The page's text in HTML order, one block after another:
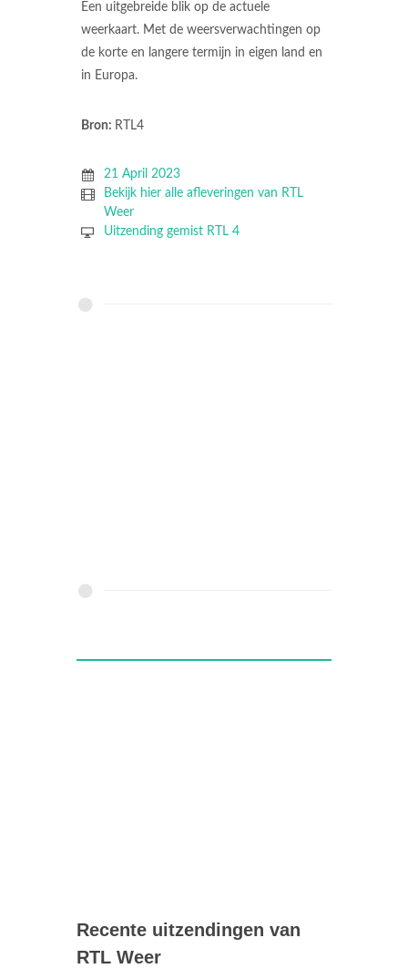
Een uitgebreide blik op de actuele
weerkaart. Met de weersverwachtingen op
de korte en langere termijn in eigen land en
in Europa.
Bron: RTL4
21 April 2023
Bekijk hier alle afleveringen van RTL
Weer
Uitzending gemist RTL 4
Recente uitzendingen van
RTL Weer